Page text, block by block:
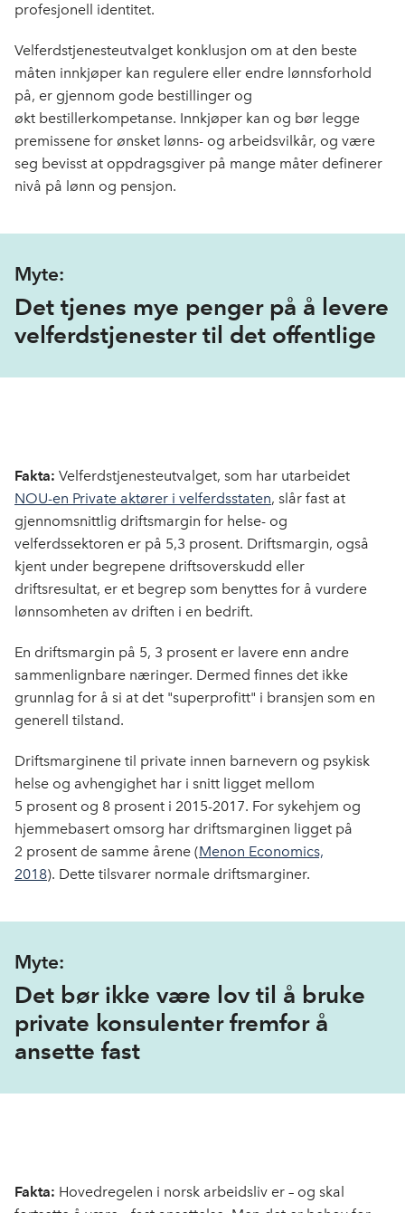
profesjonell identitet.
Velferdstjenesteutvalget konklusjon om at den beste
måten innkjøper kan regulere eller endre lønnsforhold
på, er gjennom gode bestillinger og
økt bestillerkompetanse. Innkjøper kan og bør legge
premissene for ønsket lønns- og arbeidsvilkår, og være
seg bevisst at oppdragsgiver på mange måter definerer
nivå på lønn og pensjon.
Myte:
Det tjenes mye penger på å levere
velferdstjenester til det offentlige
Fakta: Velferdstjenesteutvalget, som har utarbeidet
NOU-en Private aktører i velferdsstaten, slår fast at
gjennomsnittlig driftsmargin for helse- og
velferdssektoren er på 5,3 prosent. Driftsmargin, også
kjent under begrepene driftsoverskudd eller
driftsresultat, er et begrep som benyttes for å vurdere
lønnsomheten av driften i en bedrift.
En driftsmargin på 5, 3 prosent er lavere enn andre
sammenlignbare næringer. Dermed finnes det ikke
grunnlag for å si at det "superprofitt" i bransjen som en
generell tilstand.
Driftsmarginene til private innen barnevern og psykisk
helse og avhengighet har i snitt ligget mellom
5 prosent og 8 prosent i 2015-2017. For sykehjem og
hjemmebasert omsorg har driftsmarginen ligget på
2 prosent de samme årene (Menon Economics,
2018). Dette tilsvarer normale driftsmarginer.
Myte:
Det bør ikke være lov til å bruke
private konsulenter fremfor å
ansette fast
Fakta: Hovedregelen i norsk arbeidsliv er – og skal